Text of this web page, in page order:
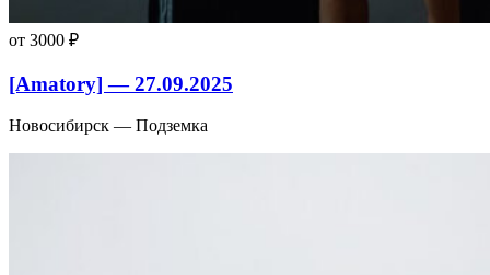
от 3000 ₽
[Amatory] — 27.09.2025
Новосибирск — Подземка